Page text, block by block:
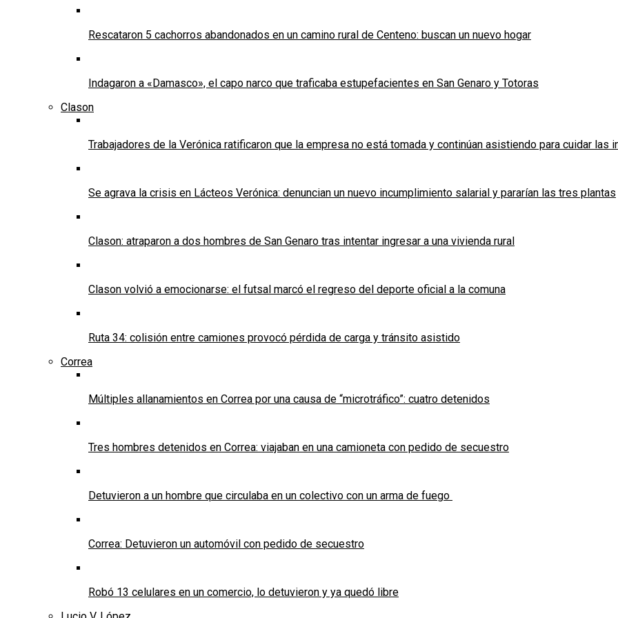
Rescataron 5 cachorros abandonados en un camino rural de Centeno: buscan un nuevo hogar
Indagaron a «Damasco», el capo narco que traficaba estupefacientes en San Genaro y Totoras
Clason
Trabajadores de la Verónica ratificaron que la empresa no está tomada y continúan asistiendo para cuidar las
Se agrava la crisis en Lácteos Verónica: denuncian un nuevo incumplimiento salarial y pararían las tres plantas
Clason: atraparon a dos hombres de San Genaro tras intentar ingresar a una vivienda rural
Clason volvió a emocionarse: el futsal marcó el regreso del deporte oficial a la comuna
Ruta 34: colisión entre camiones provocó pérdida de carga y tránsito asistido
Correa
Múltiples allanamientos en Correa por una causa de “microtráfico”: cuatro detenidos
Tres hombres detenidos en Correa: viajaban en una camioneta con pedido de secuestro
Detuvieron a un hombre que circulaba en un colectivo con un arma de fuego
Correa: Detuvieron un automóvil con pedido de secuestro
Robó 13 celulares en un comercio, lo detuvieron y ya quedó libre